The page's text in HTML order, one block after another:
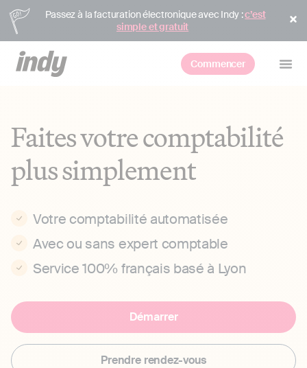
Passez à la facturation électronique avec Indy :c’est
simple et gratuit
Commencer
Faites votre comptabilité
plus simplement
Votre comptabilité automatisée
Avec ou sans expert comptable
Service 100% français basé à Lyon
Démarrer
Prendre rendez-vous